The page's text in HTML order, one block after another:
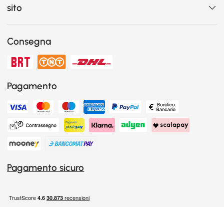
sito
Consegna
Pagamento
Pagamento sicuro